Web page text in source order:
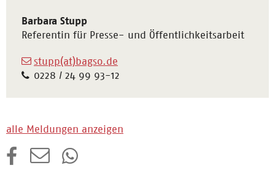
Barbara Stupp
Referentin für Presse- und Öffentlichkeitsarbeit
stupp(at)bagso.de
0228 / 24 99 93-12
alle Meldungen anzeigen